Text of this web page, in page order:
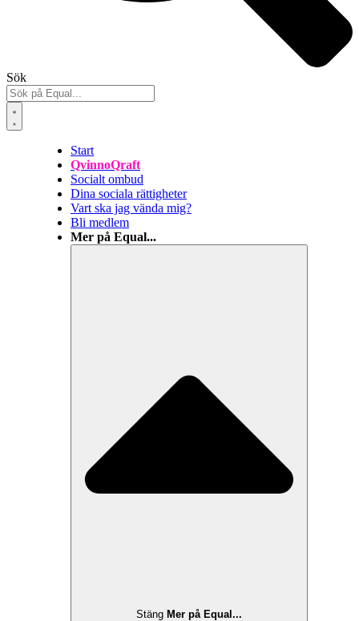
Sök
Start
QvinnoQraft
Socialt ombud
Dina sociala rättigheter
Vart ska jag vända mig?
Bli medlem
Mer på Equal...
Stäng Mer på Equal...